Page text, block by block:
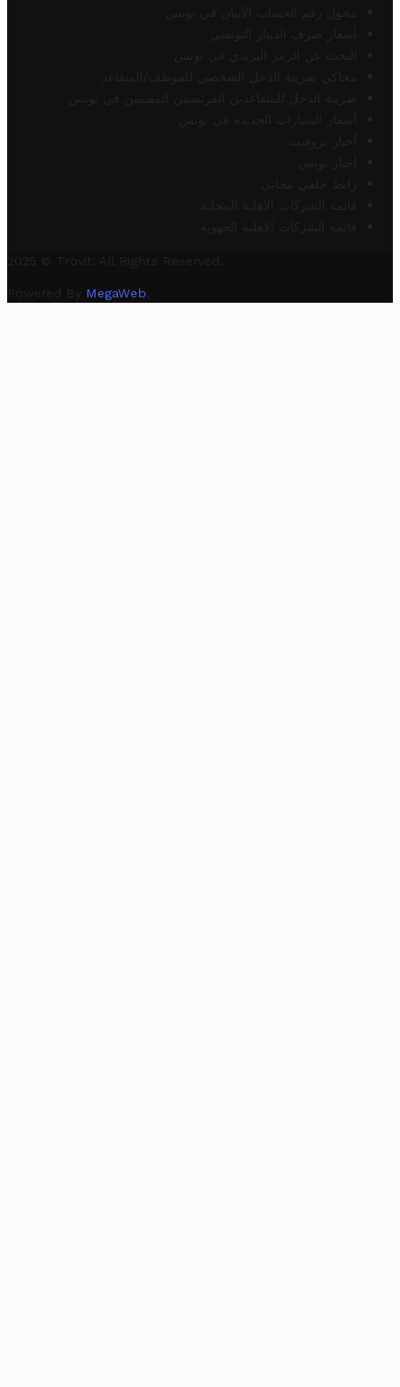
محول رقم الحساب الآيبان في تونس
أسعار صرف الدينار التونسي
البحث عن الرمز البريدي في تونس
محاكي ضريبة الدخل الشخصي للموظف/المتقاعد
ضريبة الدخل للمتقاعدين الفرنسيين المقيمين في تونس
أسعار السيارات الجديدة في تونس
أخبار تروفيت
أخبار تونس
رابط خلفي مجاني
قائمة الشركات الأهلية المحلية
قائمة الشركات الأهلية الجهوية
2025 © Trovit. All Rights Reserved.
Powered By MegaWeb